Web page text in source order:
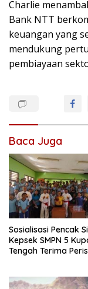
Charlie
Bank NTT
keuangan yang
mendukung
pembiayaan
Baca Juga
Sosialisasi Pencak
Kepsek SMPN 5
Tengah Terima